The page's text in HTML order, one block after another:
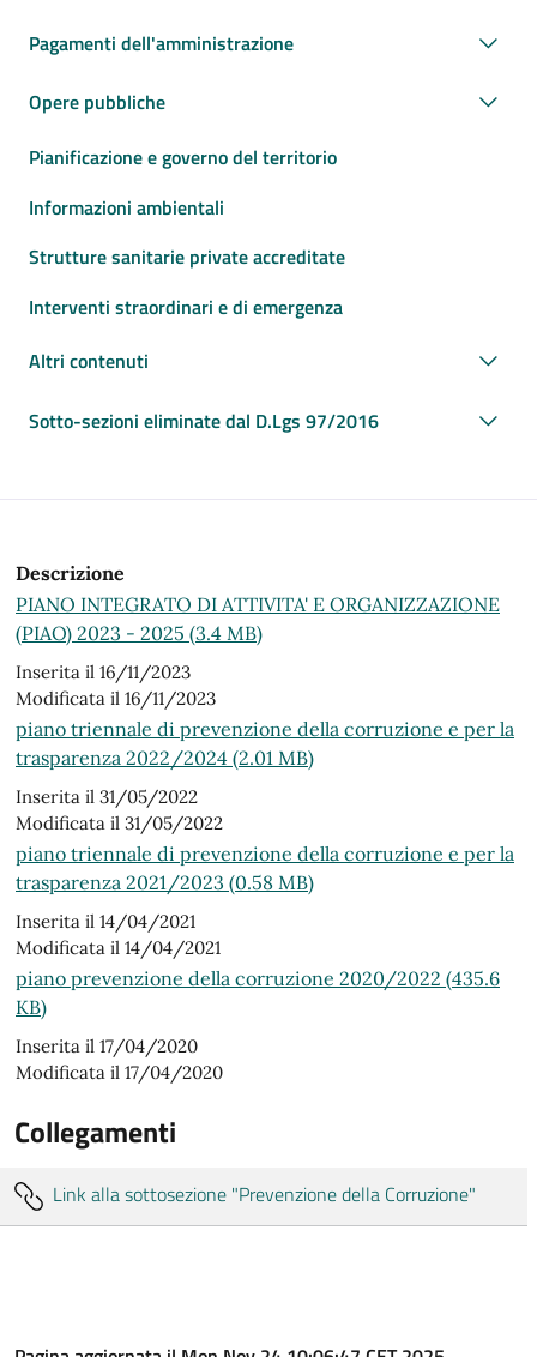
Pagamenti dell'amministrazione
Opere pubbliche
Pianificazione e governo del territorio
Informazioni ambientali
Strutture sanitarie private accreditate
Interventi straordinari e di emergenza
Altri contenuti
Sotto-sezioni eliminate dal D.Lgs 97/2016
Descrizione
PIANO INTEGRATO DI ATTIVITA' E ORGANIZZAZIONE
(PIAO) 2023 - 2025 (3.4 MB)
Inserita il 16/11/2023
Modificata il 16/11/2023
piano triennale di prevenzione della corruzione e per la
trasparenza 2022/2024 (2.01 MB)
Inserita il 31/05/2022
Modificata il 31/05/2022
piano triennale di prevenzione della corruzione e per la
trasparenza 2021/2023 (0.58 MB)
Inserita il 14/04/2021
Modificata il 14/04/2021
piano prevenzione della corruzione 2020/2022 (435.6
KB)
Inserita il 17/04/2020
Modificata il 17/04/2020
Collegamenti
Link alla sottosezione "Prevenzione della Corruzione"